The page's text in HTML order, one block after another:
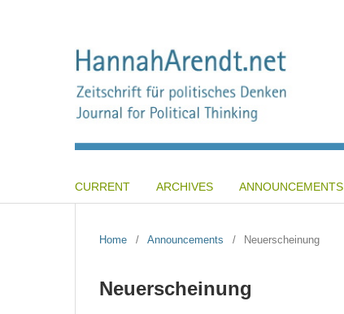
CURRENT ARCHIVES ANNOUNCEMENTS
Home / Announcements / Neuerscheinung
Neuerscheinung